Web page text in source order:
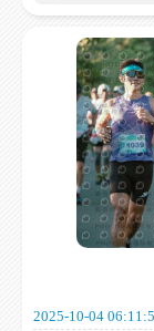
2025-10-04